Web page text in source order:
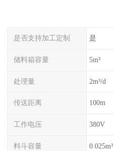
是否支持加工定制 是
储料箱容量 5m³
处理量 2m³/d
传送距离 100m
工作电压 380V
料斗容量 0.025m³